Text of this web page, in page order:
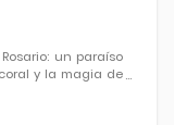
un paraíso
y la magia de